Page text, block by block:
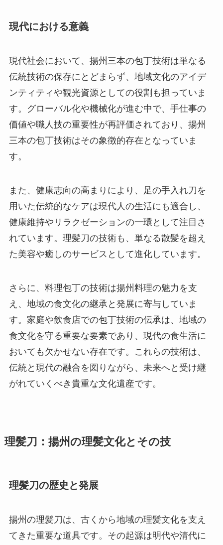
現代における意義
現代社会において、揚州三本の包丁技術は単なる
伝統技術の保存にとどまらず、地域文化のアイデ
ンティティや観光資源としての役割も担っていま
す。グローバル化や機械化が進む中で、手仕事の
価値や職人技の重要性が再評価されており、揚州
三本の包丁技術はその象徴的存在となっていま
す。
また、健康志向の高まりにより、足の手入れ刀を
用いた伝統的なケアは現代人の生活にも適合し、
健康維持やリラクゼーションの一環として注目さ
れています。理髪刀の技術も、単なる散髪を超え
た美容や癒しのサービスとして進化しています。
さらに、料理包丁の技術は揚州料理の魅力を支
え、地域の食文化の継承と発展に寄与していま
す。家庭や飲食店での包丁技術の伝承は、地域の
食文化を守る重要な要素であり、現代の食生活に
おいても欠かせない存在です。これらの技術は、
伝統と現代の融合を図りながら、未来へと受け継
がれていくべき貴重な文化遺産です。
理髪刀：揚州の理髪文化とその技
理髪刀の歴史と発展
揚州の理髪刀は、古くから地域の理髪文化を支え
てきた重要な道具です。その起源は明代や清代に